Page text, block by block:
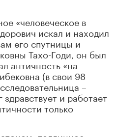
«человеческое в
искал и находил
его спутницы и
Тахо-Годи, он был
античность «на
(в свои 98
–
и работает
только